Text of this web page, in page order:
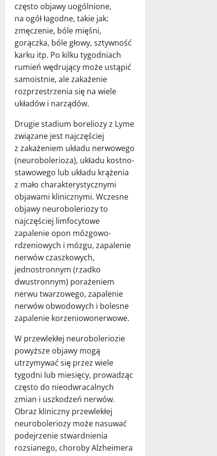
często objawy uogólnione,
na ogół łagodne, takie jak:
zmęczenie, bóle mięśni,
gorączka, bóle głowy, sztywność
karku itp. Po kilku tygodniach
rumień wędrujący może ustąpić
samoistnie, ale zakażenie
rozprzestrzenia się na wiele
układów i narządów.
Drugie stadium boreliozy z Lyme
związane jest najczęściej
z zakażeniem układu nerwowego
(neurobolerioza), układu kostno-
stawowego lub układu krążenia
z mało charakterystycznymi
objawami klinicznymi. Wczesne
objawy neuroboleriozy to
najczęściej limfocytowe
zapalenie opon mózgowo-
rdzeniowych i mózgu, zapalenie
nerwów czaszkowych,
jednostronnym (rzadko
dwustronnym) porażeniem
nerwu twarzowego, zapalenie
nerwów obwodowych i bolesne
zapalenie korzeniowonerwowe.
W przewlekłej neuroboleriozie
powyższe objawy mogą
utrzymywać się przez wiele
tygodni lub miesięcy, prowadząc
często do nieodwracalnych
zmian i uszkodzeń nerwów.
Obraz kliniczny przewlekłej
neuroboleriozy może nasuwać
podejrzenie stwardnienia
rozsianego, choroby Alzheimera